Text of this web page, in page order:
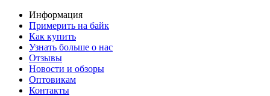
Информация
Примерить на байк
Как купить
Узнать больше о нас
Отзывы
Новости и обзоры
Оптовикам
Контакты